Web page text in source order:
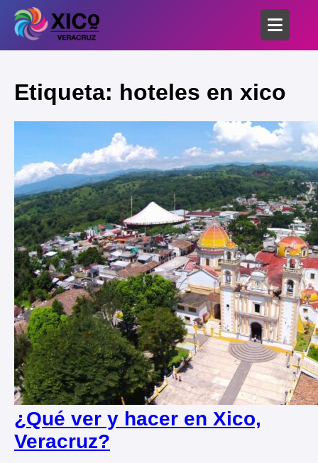
Etiqueta: hoteles en xico
¿Qué ver y hacer en Xico,
Veracruz?